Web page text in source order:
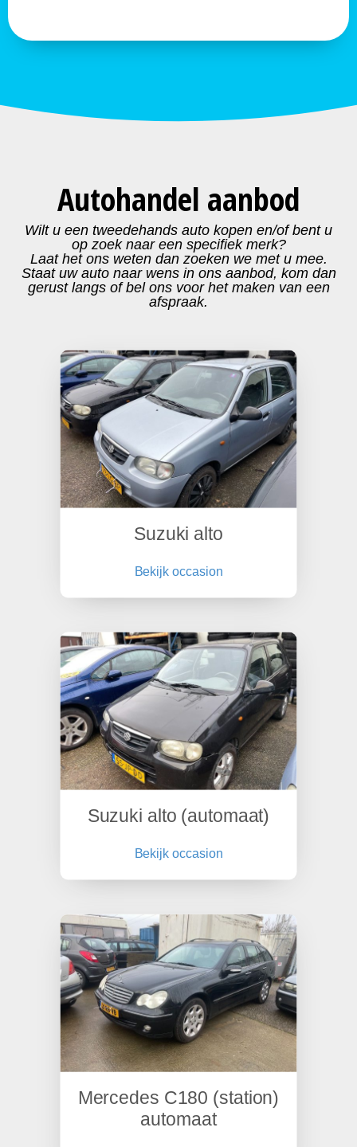
Autohandel aanbod
Wilt u een tweedehands auto kopen en/of bent u
op zoek naar een specifiek merk?
Laat het ons weten dan zoeken we met u mee.
Staat uw auto naar wens in ons aanbod, kom dan
gerust langs of bel ons voor het maken van een
afspraak.
Suzuki alto
Bekijk occasion
Suzuki alto (automaat)
Bekijk occasion
Mercedes C180 (station)
automaat